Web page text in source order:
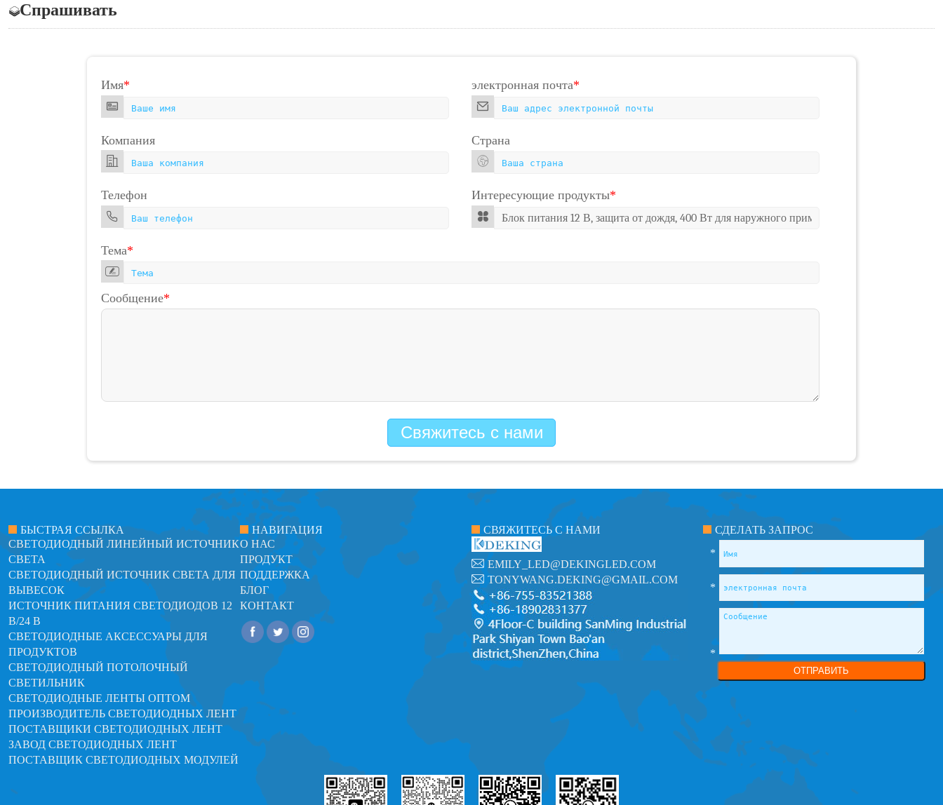
Спрашивать
Имя* электронная почта*
Компания Страна
Телефон Интересующие продукты*
Тема*
Сообщение*
Свяжитесь с нами
БЫСТРАЯ ССЫЛКА
СВЕТОДИОДНЫЙ ЛИНЕЙНЫЙ ИСТОЧНИК
СВЕТА
СВЕТОДИОДНЫЙ ИСТОЧНИК СВЕТА ДЛЯ
ВЫВЕСОК
ИСТОЧНИК ПИТАНИЯ СВЕТОДИОДОВ 12
В/24 В
СВЕТОДИОДНЫЕ АКСЕССУАРЫ ДЛЯ
ПРОДУКТОВ
СВЕТОДИОДНЫЙ ПОТОЛОЧНЫЙ
СВЕТИЛЬНИК
СВЕТОДИОДНЫЕ ЛЕНТЫ ОПТОМ
ПРОИЗВОДИТЕЛЬ СВЕТОДИОДНЫХ ЛЕНТ
ПОСТАВЩИКИ СВЕТОДИОДНЫХ ЛЕНТ
ЗАВОД СВЕТОДИОДНЫХ ЛЕНТ
ПОСТАВЩИК СВЕТОДИОДНЫХ МОДУЛЕЙ
НАВИГАЦИЯ
О НАС
ПРОДУКТ
ПОДДЕРЖКА
БЛОГ
КОНТАКТ
СВЯЖИТЕСЬ С НАМИ
EMILY_LED@DEKINGLED.COM
TONYWANG.DEKING@GMAIL.COM
СДЕЛАТЬ ЗАПРОС
*
*
*
ОТПРАВИТЬ